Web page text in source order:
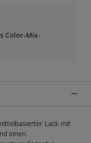
Color-Mix-
Lack mit
innen.